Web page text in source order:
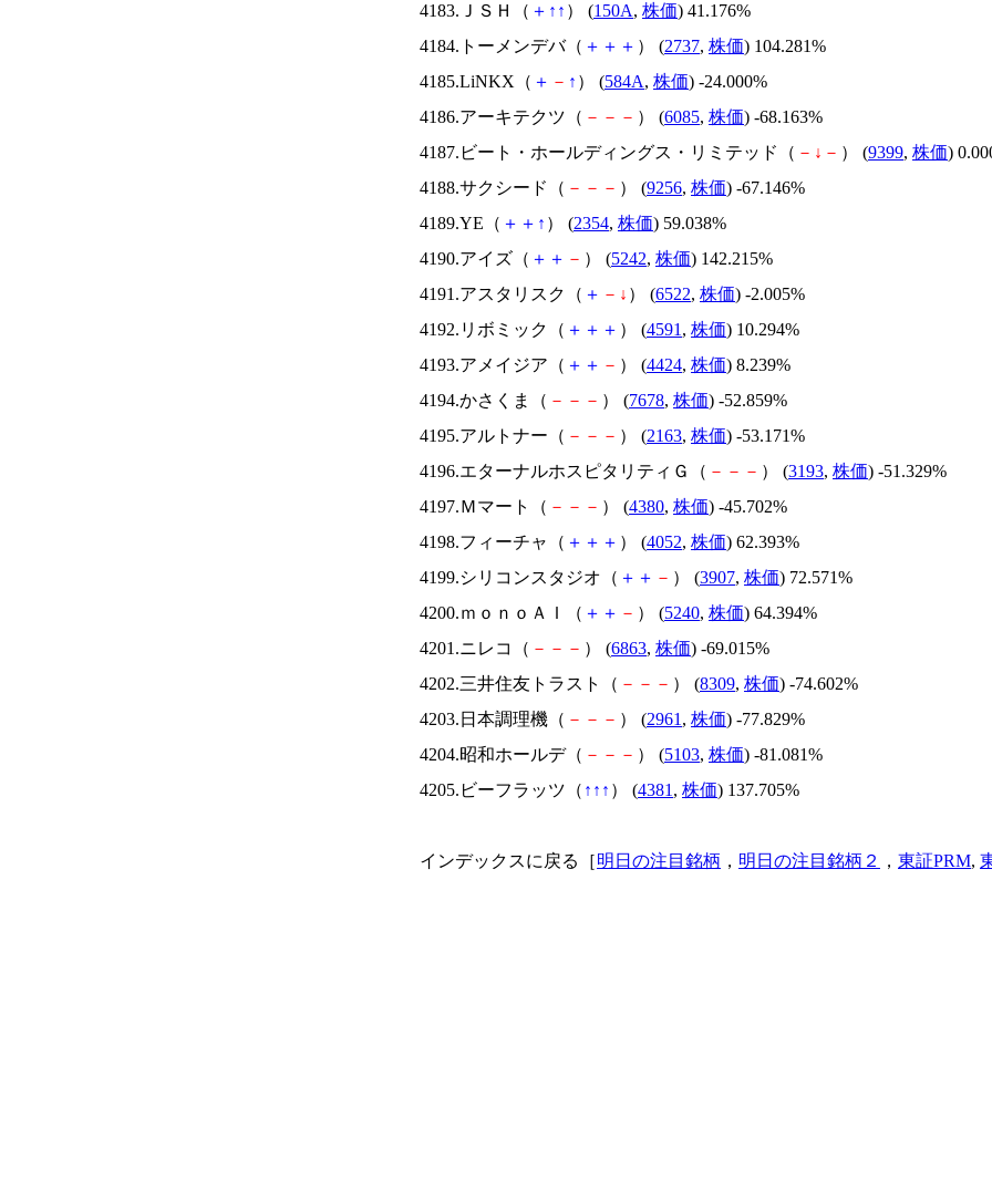
4183.ＪＳＨ（ ＋ ↑ ↑ ） (150A, 株価) 41.176%
4184.トーメンデバ（ ＋ ＋ ＋ ） (2737, 株価) 104.281%
4185.LiNKX（ ＋ － ↑ ） (584A, 株価) -24.000%
4186.アーキテクツ（ － － － ） (6085, 株価) -68.163%
4187.ビート・ホールディングス・リミテッド（ － ↓ － ） (9399, 株価)
4188.サクシード（ － － － ） (9256, 株価) -67.146%
4189.YE（ ＋ ＋ ↑ ） (2354, 株価) 59.038%
4190.アイズ（ ＋ ＋ － ） (5242, 株価) 142.215%
4191.アスタリスク（ ＋ － ↓ ） (6522, 株価) -2.005%
4192.リボミック（ ＋ ＋ ＋ ） (4591 , 株価) 10.294%
4193.アメイジア（ ＋ ＋ － ） (4424, 株価) 8.239%
4194.かさくま（ － － － ） (7678, 株価) -52.859%
4195.アルトナー（ － － － ） (2163, 株価) -53.171%
4196.エターナルホスピタリティＧ（ － － － ） (3193, 株価) -51.329%
4197.Ｍマート（ － － － ） (4380, 株価) -45.702%
4198.フィーチャ（ ＋ ＋ ＋ ） (4052, 株価) 62.393%
4199.シリコンスタジオ（ ＋ ＋ － ） (3907, 株価) 72.571%
4200.ｍｏｎｏＡＩ（ ＋ ＋ － ） (5240, 株価) 64.394%
4201.ニレコ（ － － － ） (6863, 株価) -69.015%
4202.三井住友トラスト（ － － － ） (8309, 株価) -74.602%
4203.日本調理機（ － － － ） (2961 , 株価) -77.829%
4204.昭和ホールデ（ － － － ） (5103, 株価) -81.081%
4205.ビーフラッツ（ ↑ ↑ ↑ ） (4381 , 株価) 137.705%
インデックスに戻る［明日の注目銘柄 ， 明日の注目銘柄２ ， 東証PRM,